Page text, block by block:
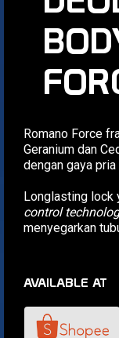
Romano Force
Geranium dan
dengan gaya
Longlasting lock
control
menyegarkan
AVAILABLE AT